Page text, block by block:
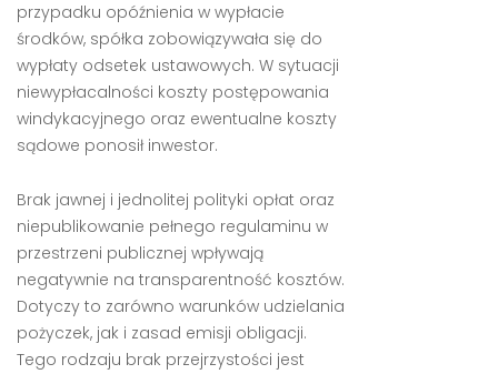
przypadku opóźnienia w wypłacie
środków, spółka zobowiązywała się do
wypłaty odsetek ustawowych. W sytuacji
niewypłacalności koszty postępowania
windykacyjnego oraz ewentualne koszty
sądowe ponosił inwestor.
Brak jawnej i jednolitej polityki opłat oraz
niepublikowanie pełnego regulaminu w
przestrzeni publicznej wpływają
negatywnie na transparentność kosztów.
Dotyczy to zarówno warunków udzielania
pożyczek, jak i zasad emisji obligacji.
Tego rodzaju brak przejrzystości jest